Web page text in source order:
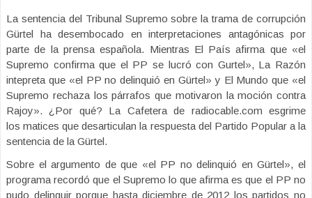
La sentencia del Tribunal Supremo sobre la trama de corrupción
Gürtel ha desembocado en interpretaciones antagónicas por
parte de la prensa española. Mientras El País afirma que «el
Supremo confirma que el PP se lucró con Gurtel», La Razón
intepreta que «el PP no delinquió en Gürtel» y El Mundo que «el
Supremo rechaza los párrafos que motivaron la moción contra
Rajoy». ¿Por qué? La Cafetera de radiocable.com esgrime
los matices que desarticulan la respuesta del Partido Popular a la
sentencia de la Gürtel.
Sobre el argumento de que «el PP no delinquió en Gürtel», el
programa recordó que el Supremo lo que afirma es que el PP no
pudo delinquir porque hasta diciembre de 2012 los partidos no